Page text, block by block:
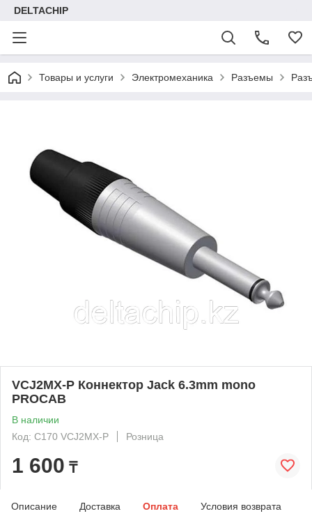
DELTACHIP
Товары и услуги Электромеханика Разъемы
VCJ2MX-P Коннектор Jack 6.3mm mono
PROCAB
В наличии
Код: C170 VCJ2MX-P
Розница
1 600 ₸
Описание Доставка Оплата Условия возврата